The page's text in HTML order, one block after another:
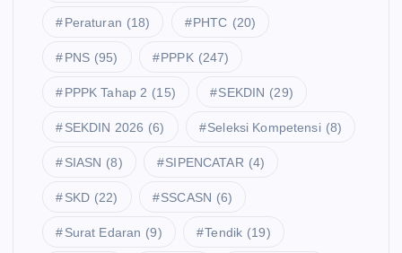
Peraturan (18) PHTC (20)
PNS (95) PPPK (247)
PPPK Tahap 2 (15) SEKDIN (29)
SEKDIN 2026 (6) Seleksi Kompetensi (8)
SIASN (8) SIPENCATAR (4)
SKD (22) SSCASN (6)
Surat Edaran (9) Tendik (19)